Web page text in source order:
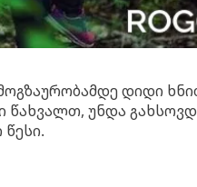
დიდი
წახვალთ, უნდა